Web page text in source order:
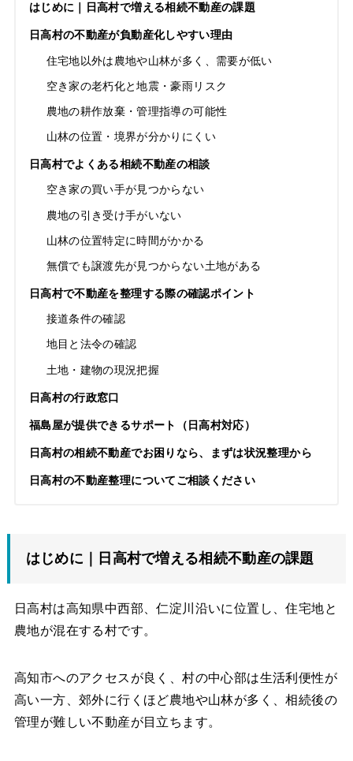
はじめに｜日高村で増える相続不動産の課題
日高村の不動産が負動産化しやすい理由
住宅地以外は農地や山林が多く、需要が低い
空き家の老朽化と地震・豪雨リスク
農地の耕作放棄・管理指導の可能性
山林の位置・境界が分かりにくい
日高村でよくある相続不動産の相談
空き家の買い手が見つからない
農地の引き受け手がいない
山林の位置特定に時間がかかる
無償でも譲渡先が見つからない土地がある
日高村で不動産を整理する際の確認ポイント
接道条件の確認
地目と法令の確認
土地・建物の現況把握
日高村の行政窓口
福島屋が提供できるサポート（日高村対応）
日高村の相続不動産でお困りなら、まずは状況整理から
日高村の不動産整理についてご相談ください
はじめに｜日高村で増える相続不動産の課題
日高村は高知県中西部、仁淀川沿いに位置し、住宅地と
農地が混在する村です。
高知市へのアクセスが良く、村の中心部は生活利便性が
高い一方、郊外に行くほど農地や山林が多く、相続後の
管理が難しい不動産が目立ちます。